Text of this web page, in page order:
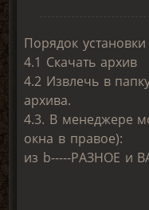
Порядок
4.1 Скачать архив
4.2 Извлечь в
архива.
4.3. В менеджере
окна в правое):
из b-----РАЗНОЕ и